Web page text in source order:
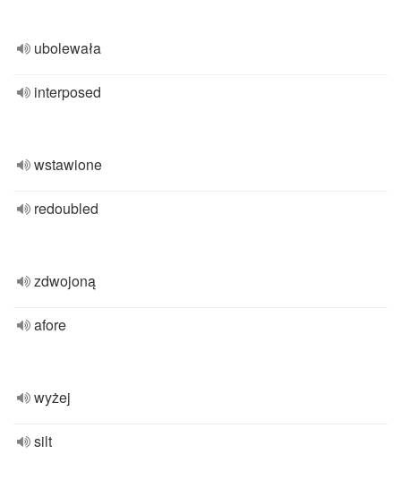
ubolewała
interposed
wstawione
redoubled
zdwojoną
afore
wyżej
silt